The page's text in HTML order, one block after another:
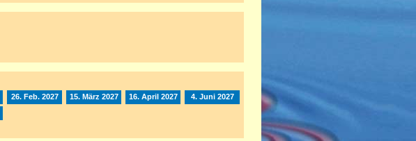
26. Feb. 2027 15. März 2027 16. April 2027
4. Juni 2027